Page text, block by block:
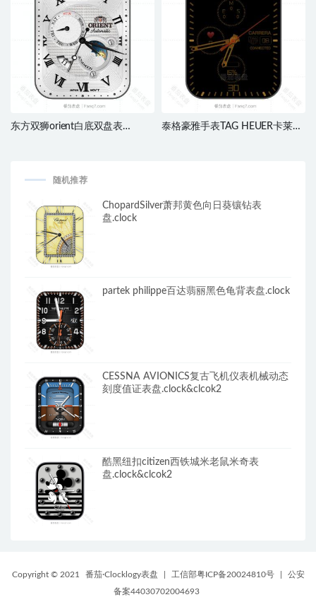
东方双狮orient白底双盘表
泰格豪雅手表TAG HEUER卡莱拉
随机推荐
ChopardSilver萧邦黄色向日葵镶钻表
盘.clock
partek philippe百达翡丽黑色龟背表盘.clock
CESSNA AVIONICS复古飞机仪表机械动态
刻度值证表盘.clock&clcok2
酷黑纽扣citizen西铁城米老鼠米奇表
盘.clock&clcok2
Copyright © 2021 番茄·Clocklogy表盘 工信部粤ICP备20024810号
公安
备案44030702004693